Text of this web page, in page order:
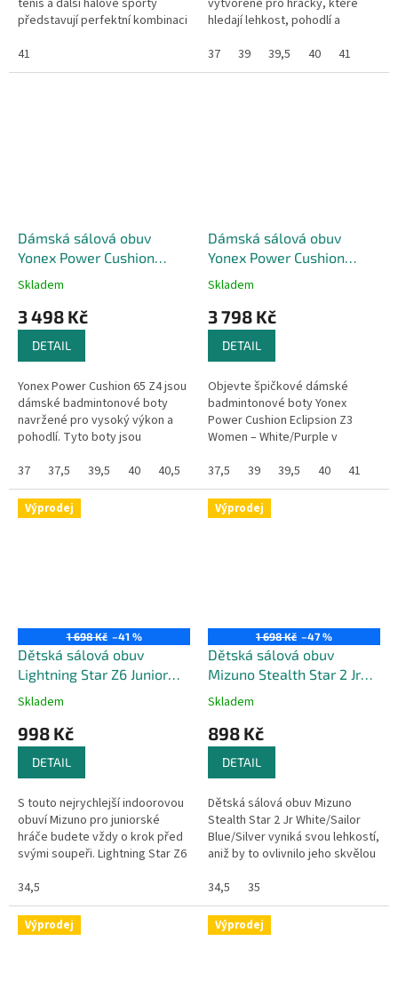
představují perfektní kombinaci
41
hledají lehkost, pohodlí a
svěžím designem v tyrkysovém
odstínu...
37 39 39,5 40 41
Dámská sálová obuv
Yonex Power Cushion
65Z4 White
Skladem
3 498 Kč
DETAIL
Yonex Power Cushion 65 Z4 jsou
dámské badmintonové boty
navržené pro vysoký výkon a
pohodlí. Tyto boty jsou
Power Cushion, která absorbuje
nárazy...
37 37,5 39,5 40 40,5 41
Dámská sálová obuv
Yonex Power Cushion
Eclipsion Z3 -
Skladem
3 798 Kč
DETAIL
Objevte špičkové dámské
badmintonové boty Yonex
Power Cushion Eclipsion Z3
Women – White/Purple v
která spojuje moderní sportovní
styl a...
37,5 39 39,5 40 41
Výprodej
1 698 Kč –41 %
Dětská sálová obuv
Lightning Star Z6 Junior
White / Turquoise /
Skladem
998 Kč
DETAIL
S touto nejrychlejší indoorovou
obuví Mizuno pro juniorské
hráče budete vždy o krok před
svými soupeři. Lightning Star Z6
jako blesk. Široká...
34,5
Výprodej
1 698 Kč –47 %
Dětská sálová obuv
Mizuno Stealth Star 2 Jr
White/Sailor Blue/Silver
Skladem
898 Kč
DETAIL
Dětská sálová obuv Mizuno
Stealth Star 2 Jr White/Sailor
Blue/Silver vyniká svou lehkostí,
aniž by to ovlivnilo jeho skvělou
univerzální obuv...
34,5 35
Výprodej Výprodej